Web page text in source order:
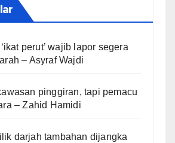
perut’ wajib lapor segera
– Asyraf Wajdi
pinggiran, tapi pemacu
– Zahid Hamidi
darjah tambahan dijangka